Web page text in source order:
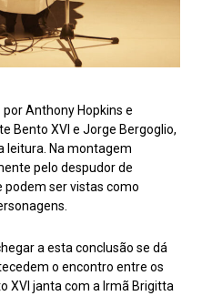
Anthony Hopkins e
Bento XVI e Jorge Bergoglio,
leitura. Na montagem
pelo despudor de
podem ser vistas como
a esta conclusão se dá
o encontro entre os
XVI janta com a Irmã Brigitta